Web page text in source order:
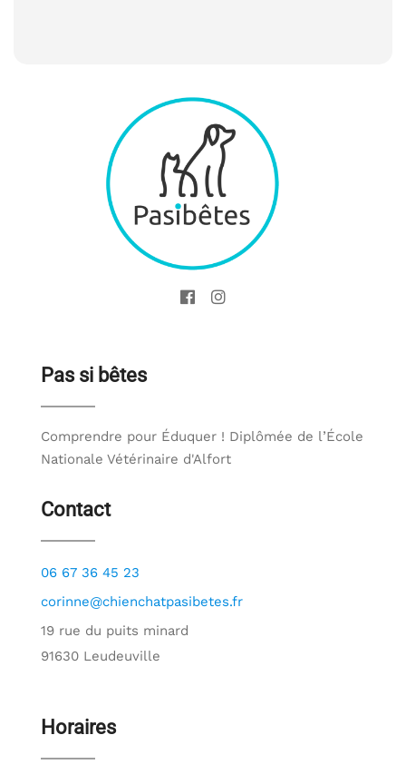
Pas si bêtes
Comprendre pour Éduquer ! Diplômée de l’École
Nationale Vétérinaire d'Alfort
Contact
06 67 36 45 23
corinne@chienchatpasibetes.fr
19 rue du puits minard
91630 Leudeuville
Horaires